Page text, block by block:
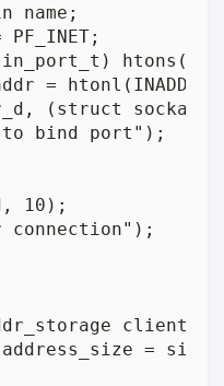
name;
PF_INET;
=
(struct
bind port");
10);
connection");
=